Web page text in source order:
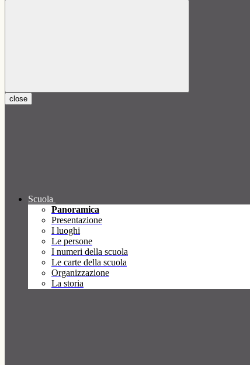
close
Scuola
Panoramica
Presentazione
I luoghi
Le persone
I numeri della scuola
Le carte della scuola
Organizzazione
La storia